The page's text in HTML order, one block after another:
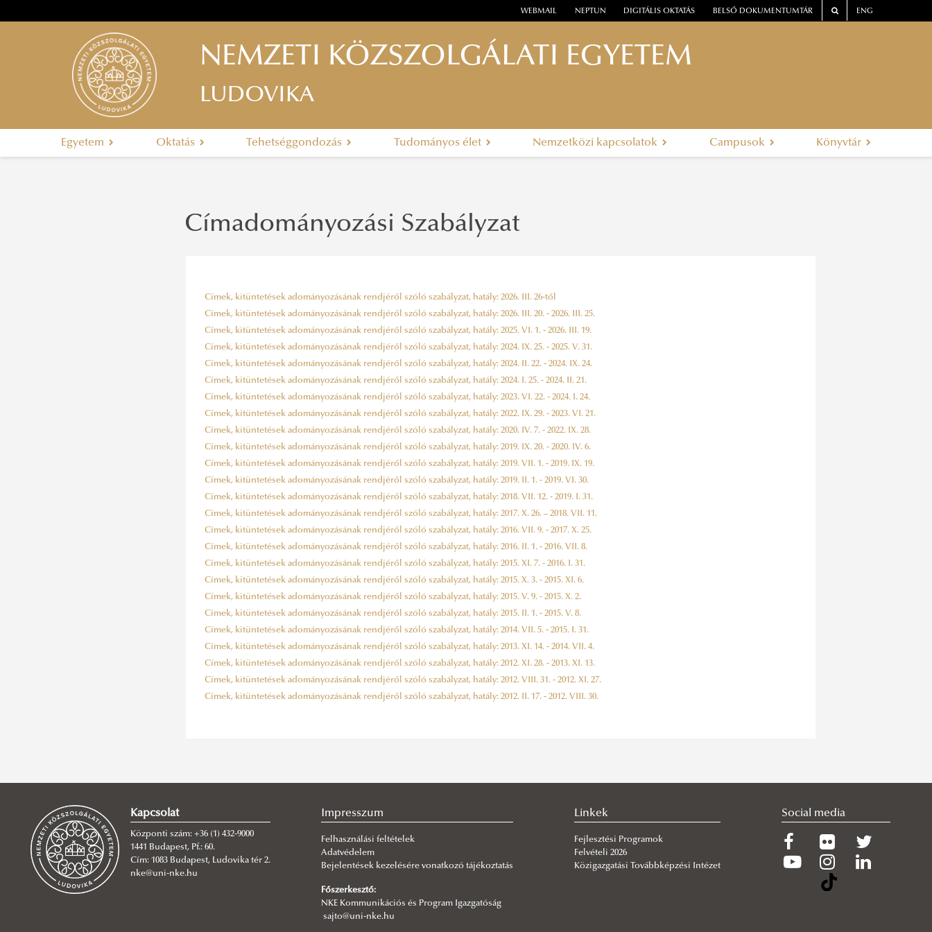
WEBMAIL NEPTUN DIGITÁLIS OKTATÁS BELSŐ DOKUMENTUMTÁR ENG
NEMZETI KÖZSZOLGÁLATI EGYETEM
LUDOVIKA
Egyetem Oktatás Tehetséggondozás Tudományos élet Nemzetközi kapcsolatok Campusok Könyvtár
Címadományozási Szabályzat
Címek, kitüntetések adományozásának rendjéről szóló szabályzat, hatály: 2026. III. 26-től
Címek, kitüntetések adományozásának rendjéről szóló szabályzat, hatály: 2026. III. 20. - 2026. III. 25.
Címek, kitüntetések adományozásának rendjéről szóló szabályzat, hatály: 2025. VI. 1. - 2026. III. 19.
Címek, kitüntetések adományozásának rendjéről szóló szabályzat, hatály: 2024. IX. 25. - 2025. V. 31.
Címek, kitüntetések adományozásának rendjéről szóló szabályzat, hatály: 2024. II. 22. - 2024. IX. 24.
Címek, kitüntetések adományozásának rendjéről szóló szabályzat, hatály: 2024. I. 25. - 2024. II. 21.
Címek, kitüntetések adományozásának rendjéről szóló szabályzat, hatály: 2023. VI. 22. - 2024. I. 24.
Címek, kitüntetések adományozásának rendjéről szóló szabályzat, hatály: 2022. IX. 29. - 2023. VI. 21.
Címek, kitüntetések adományozásának rendjéről szóló szabályzat, hatály: 2020. IV. 7. - 2022. IX. 28.
Címek, kitüntetések adományozásának rendjéről szóló szabályzat, hatály: 2019. IX. 20. - 2020. IV. 6.
Címek, kitüntetések adományozásának rendjéről szóló szabályzat, hatály: 2019. VII. 1. - 2019. IX. 19.
Címek, kitüntetések adományozásának rendjéről szóló szabályzat, hatály: 2019. II. 1. - 2019. VI. 30.
Címek, kitüntetések adományozásának rendjéről szóló szabályzat, hatály: 2018. VII. 12. - 2019. I. 31.
Címek, kitüntetések adományozásának rendjéről szóló szabályzat, hatály: 2017. X. 26. – 2018. VII. 11.
Címek, kitüntetések adományozásának rendjéről szóló szabályzat, hatály: 2016. VII. 9. - 2017. X. 25.
Címek, kitüntetések adományozásának rendjéről szóló szabályzat, hatály: 2016. II. 1. - 2016. VII. 8.
Címek, kitüntetések adományozásának rendjéről szóló szabályzat, hatály: 2015. XI. 7. - 2016. I. 31.
Címek, kitüntetések adományozásának rendjéről szóló szabályzat, hatály: 2015. X. 3. - 2015. XI. 6.
Címek, kitüntetések adományozásának rendjéről szóló szabályzat, hatály: 2015. V. 9. - 2015. X. 2.
Címek, kitüntetések adományozásának rendjéről szóló szabályzat, hatály: 2015. II. 1. - 2015. V. 8.
Címek, kitüntetések adományozásának rendjéről szóló szabályzat, hatály: 2014. VII. 5. - 2015. I. 31.
Címek, kitüntetések adományozásának rendjéről szóló szabályzat, hatály: 2013. XI. 14. - 2014. VII. 4.
Címek, kitüntetések adományozásának rendjéről szóló szabályzat, hatály: 2012. XI. 28. - 2013. XI. 13.
Címek, kitüntetések adományozásának rendjéről szóló szabályzat, hatály: 2012. VIII. 31. - 2012. XI. 27.
Címek, kitüntetések adományozásának rendjéről szóló szabályzat, hatály: 2012. II. 17. - 2012. VIII. 30.
Kapcsolat
Központi szám: +36 (1) 432-9000
1441 Budapest, Pf.: 60.
Cím: 1083 Budapest, Ludovika tér 2.
nke@uni-nke.hu
Impresszum
Felhasználási feltételek
Adatvédelem
Bejelentések kezelésére vonatkozó tájékoztatás
Főszerkesztő:
NKE Kommunikációs és Program Igazgatóság
sajto@uni-nke.hu
Linkek
Fejlesztési Programok
Felvételi 2026
Közigazgatási Továbbképzési Intézet
Social media